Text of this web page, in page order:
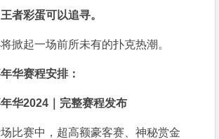
者彩蛋可以追寻。
掀起一场前所未有的扑克热潮。
华赛程安排：
华2024｜完整赛程发布
比赛中，超高额豪客赛、神秘赏金